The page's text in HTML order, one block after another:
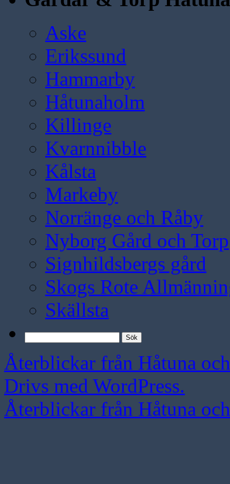
Aske
Erikssund
Hammarby
Håtunaholm
Killinge
Kvarnnibble
Kålsta
Markeby
Norränge och Råby
Nyborg Gård och Torp
Signhildsbergs gård
Skogs Rote
Skällsta
efter:
Återblickar från Håtuna
Drivs med WordPress.
Återblickar från Håtuna